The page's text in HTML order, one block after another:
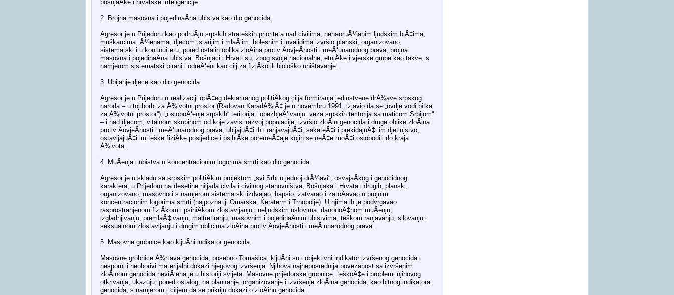
bošnjaÄke i hrvatske inteligencije.
2. Brojna masovna i pojedinaÄna ubistva kao dio genocida
Agresor je u Prijedoru kao podruÄju srpskih strateških prioriteta nad civilima, nenaoruÅ¾anim ljudskim biÄ‡ima,
muškarcima, Å¾enama, djecom, starijim i mlaÄ‘im, bolesnim i invalidima izvršio planski, organizovano,
sistematski i u kontinuitetu, pored ostalih oblika zloÄina protiv ÄovjeÄnosti i meÄ‘unarodnog prava, brojna
masovna i pojedinaÄna ubistva. Bošnjaci i Hrvati su, zbog svoje nacionalne, etniÄke i vjerske grupe kao takve, s
namjerom sistematski birani i odreÄ‘eni kao cilj za fiziÄko ili biološko uništavanje.
3. Ubijanje djece kao dio genocida
Agresor je u Prijedoru u realizaciji opÄ‡eg deklariranog politiÄkog cilja formiranja jedinstvene drÅ¾ave srpskog
naroda – u toj borbi za Å¾ivotni prostor (Radovan KaradÅ¾iÄ‡ je u novembru 1991. izjavio da se „ovdje vodi bitka
za Å¾ivotni prostor“), „osloboÄ‘enje srpskih“ teritorija i obezbjeÄ‘ivanju „veza srpskih teritorija sa maticom Srbijom“
– i nad djecom, vitalnom skupinom od koje zavisi razvoj populacije, izvršio zloÄin genocida i druge oblike zloÄina
protiv ÄovjeÄnosti i meÄ‘unarodnog prava, ubijajuÄ‡i ih i ranjavajuÄ‡i, sakateÄ‡i i prekidajuÄ‡i im djetinjstvo,
ostavljajuÄ‡i im teške fiziÄke posljedice i psihiÄke poremeÄ‡aje kojih se neÄ‡e moÄ‡i osloboditi do kraja
Å¾ivota.
4. MuÄenja i ubistva u koncentracionim logorima smrti kao dio genocida
Agresor je u skladu sa srpskim politiÄkim projektom „svi Srbi u jednoj drÅ¾avi“, osvajaÄkog i genocidnog
karaktera, u Prijedoru na desetine hiljada civila i civilnog stanovništva, Bošnjaka i Hrvata i drugih, planski,
organizovano, masovno i s namjerom sistematski izdvajao, hapsio, zatvarao i zatoÄavao u brojnim
koncentracionim logorima smrti (najpoznatiji Omarska, Keraterm i Trnopolje). U njima ih je podvrgavao
rasprostranjenom fiziÄkom i psihiÄkom zlostavljanju i neljudskim uslovima, danonoÄ‡nom muÄenju,
izgladnjivanju, premlaÄ‡ivanju, maltretiranju, masovnim i pojedinaÄnim ubistvima, teškom ranjavanju, silovanju i
seksualnom zlostavljanju i drugim oblicima zloÄina protiv ÄovjeÄnosti i meÄ‘unarodnog prava.
5. Masovne grobnice kao kljuÄni indikator genocida
Masovne grobnice Å¾rtava genocida, posebno Tomašica, kljuÄni su i objektivni indikator izvršenog genocida i
nesporni i neoborivi materijalni dokazi njegovog izvršenja. Njihova najneposrednija povezanost sa izvršenim
zloÄinom genocida neviÄ‘ena je u historiji svijeta. Masovne prijedorske grobnice, teškoÄ‡e i problemi njihovog
otkrivanja, ukazuju, pored ostalog, na planiranje, organizovanje i izvršenje zloÄina genocida, kao bitnog indikatora
genocida, s namjerom i ciljem da se prikriju dokazi o zloÄinu genocida.